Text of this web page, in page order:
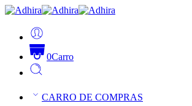
0Carro
CARRO DE COMPRAS